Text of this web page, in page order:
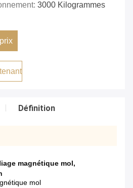
3000 Kilogrammes
Définition
magnétique mol,
mol